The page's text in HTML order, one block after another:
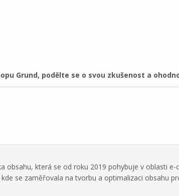
Grund, podělte se o svou zkušenost a
obsahu, která se od roku 2019 pohybuje v oblasti
se zaměřovala na tvorbu a optimalizaci obsahu